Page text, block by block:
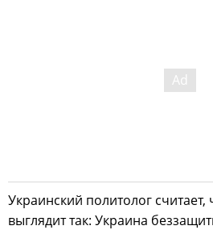
Украинский политолог считает,
выглядит так: Украина